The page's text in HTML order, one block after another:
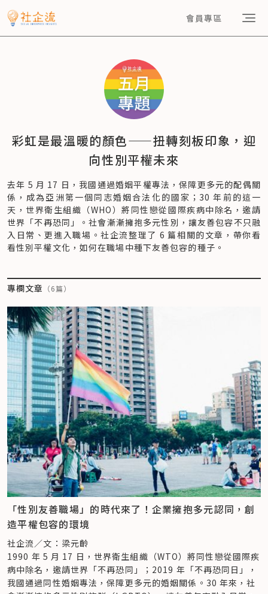
會員專區
彩虹是最溫暖的顏色——扭轉刻板印象，迎
向性別平權未來
去年 5 月 17 日，我國通過婚姻平權專法，保障更多元的配偶關
係，成為亞洲第一個同志婚姻合法化的國家；30 年前的這一
天，世界衛生組織（WHO）將同性戀從國際疾病中除名，邀請
世界「不再恐同」。社會漸漸擁抱多元性別，讓友善包容不只融
入日常、更進入職場。社企流整理了 6 篇相關的文章，帶你看
看性別平權文化，如何在職場中種下友善包容的種子。
專欄文章 （6篇）
「性別友善職場」的時代來了！企業擁抱多元認同，創
造平權包容的環境
社企流／文：梁元齡
1990 年 5 月 17 日，世界衛生組織（WTO）將同性戀從國際疾
病中除名，邀請世界「不再恐同」；2019 年「不再恐同日」，
我國通過同性婚姻專法，保障更多元的婚姻關係。30 年來，社